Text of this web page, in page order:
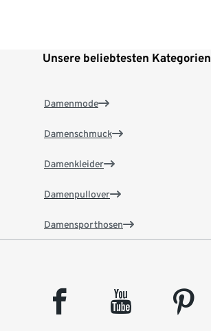
Unsere beliebtesten Kategorien
Damenmode
Damenschmuck
Damenkleider
Damenpullover
Damensporthosen
facebook youtube pinterest